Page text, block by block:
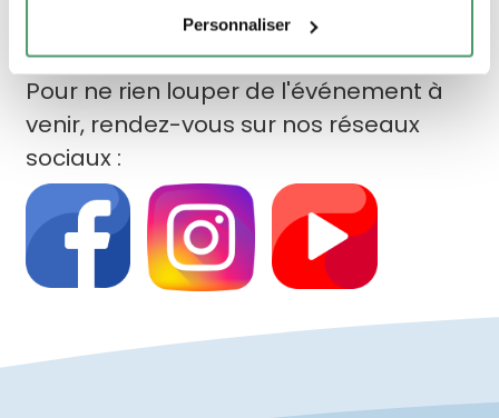
Personnaliser
Pour ne rien louper de l'événement à
venir, rendez-vous sur nos réseaux
sociaux :